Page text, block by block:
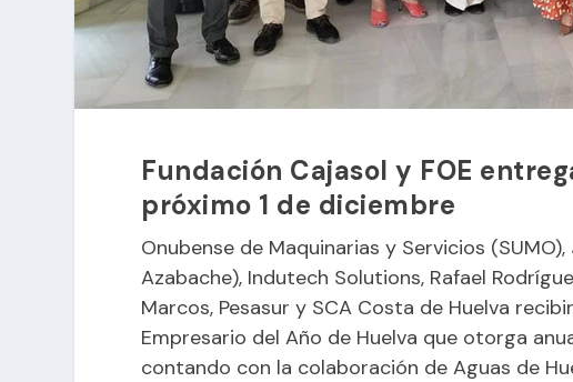
Fundación Cajasol y FOE
próximo 1 de diciembre
Onubense de Maquinarias y Servicios
Azabache), Indutech Solutions, Rafael
Marcos, Pesasur y SCA Costa de Huelva
Empresario del Año de Huelva que otorga
contando con la colaboración de Aguas de